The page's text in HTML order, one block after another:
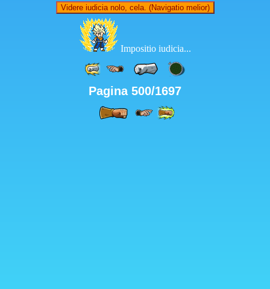
Videre iudicia nolo, cela. (Navigatio melior)
Impositio iudicia...
Pagina 500/1697